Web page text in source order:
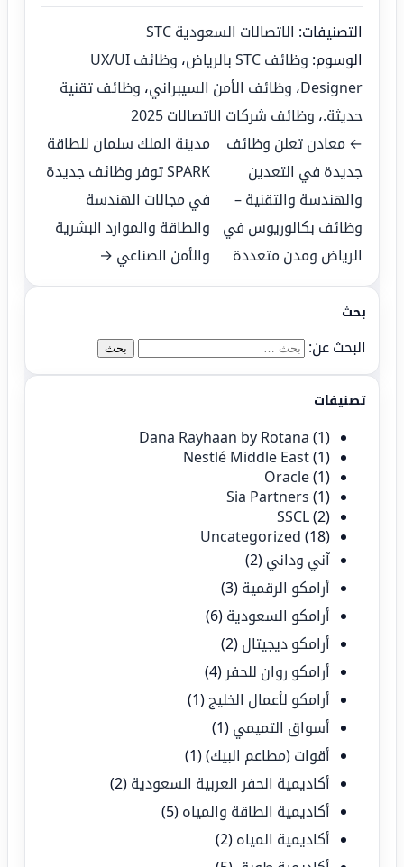
بحث
البحث عن:
تصنيفات
Dana Rayhaan by Rotana (1)
Nestlé Middle East(1)
Oracle(1)
Sia Partners (1)
SSCL(2)
Uncategorized (18)
آني وداني (2)
أرامكو الرقمية (3)
أرامكو السعودية (6)
أرامكو ديجيتال (2)
أرامكو روان للحفر (4)
أرامكو لأعمال الخليج (1)
أسواق التميمي (1)
أقوات (مطاعم البيك)(1)
أكاديمية الحفر العربية السعودية (2)
أكاديمية الطاقة والمياه (5)
أكاديمية المياه (2)
التصنيفات: الاتصالات السعودية STC
الوسوم: وظائف STC بالرياض ،
وظائف UX/UI
Designer، وظائف الأمن السيبراني، وظائف تقنية
حديثة.، وظائف شركات الاتصالات 2025
← معادن تعلن وظائف
جديدة في التعدين
والهندسة والتقنية –
وظائف بكالوريوس في
الرياض ومدن متعددة
مدينة الملك سلمان للطاقة
SPARK توفر وظائف جديدة
في مجالات الهندسة
والطاقة والموارد البشرية
والأمن الصناعي →